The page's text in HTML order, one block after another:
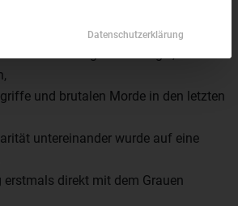
und brutalen Morde in den letzten
untereinander wurde auf eine
direkt mit dem Grauen
Datenschutzerklärung